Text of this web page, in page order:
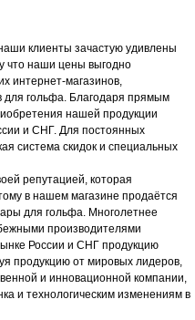
клиенты зачастую удивлены
что наши цены выгодно
интернет-магазинов,
гольфа. Благодаря прямым
нашей продукции
и СНГ. Для постоянных
система скидок и специальных
репутацией, которая
в нашем магазине продаётся
для гольфа. Многолетнее
производителями
России и СНГ продукцию
продукцию от мировых лидеров,
и инновационной компании,
и технологическим изменениям в